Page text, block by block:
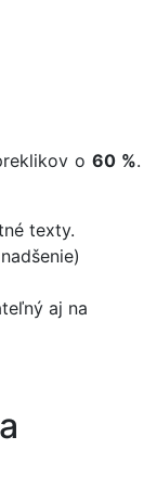
o 60 %.
texty.
aj na